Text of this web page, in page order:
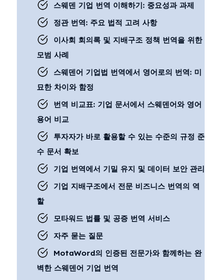
스웨덴 기업 번역 이해하기: 중요성과 과제
정관 번역: 주요 법적 고려 사항
이사회 회의록 및 지배구조 정책 번역을 위한
모범 사례
스웨덴어 기업법 번역에서 영어로의 번역: 미
묘한 차이와 함정
번역 비교표: 기업 문서에서 스웨덴어와 영어
용어 비교
투자자가 바로 활용할 수 있는 수준의 규정 준
수 문서 확보
기업 번역에서 기밀 유지 및 데이터 보안 관리
기업 지배구조에서 전문 비즈니스 번역의 역
할
모타워드 법률 및 공증 번역 서비스
자주 묻는 질문
MotaWord의 인증된 전문가와 함께하는 완
벽한 스웨덴어 기업 번역